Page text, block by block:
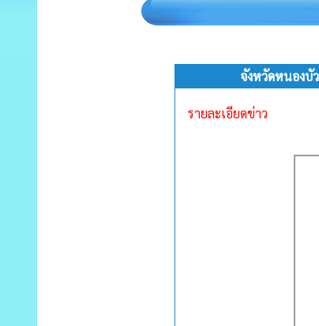
จังหวัดหนองบั
รายละเอียดข่าว